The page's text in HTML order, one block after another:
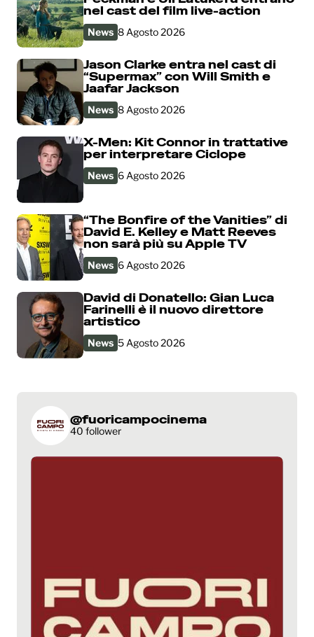
nel cast del film live-action
News 8 Agosto 2026
Jason Clarke entra nel cast di
“Supermax” con Will Smith e
Jaafar Jackson
News 8 Agosto 2026
X-Men: Kit Connor in trattative
per interpretare Ciclope
News 6 Agosto 2026
“The Bonfire of the Vanities” di
David E. Kelley e Matt Reeves
non sarà più su Apple TV
News 6 Agosto 2026
David di Donatello: Gian Luca
Farinelli è il nuovo direttore
artistico
News 5 Agosto 2026
@fuoricampocinema
40 follower